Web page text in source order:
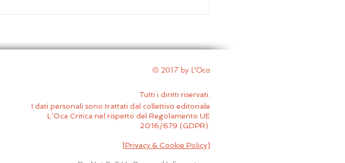
© 2017 by L'Oca
Tutti i diritti riservati.
I dati personali sono trattati dal collettivo editoriale
L’Oca Critica nel rispetto del Regolamento UE
2016/679 (GDPR).
[Privacy & Cookie Policy]